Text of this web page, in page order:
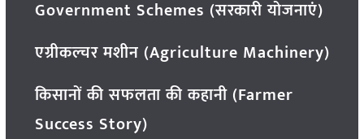
Government Schemes (सरकारी योजनाएं)
एग्रीकल्चर मशीन (Agriculture Machinery)
किसानों की सफलता की कहानी (Farmer
Success Story)